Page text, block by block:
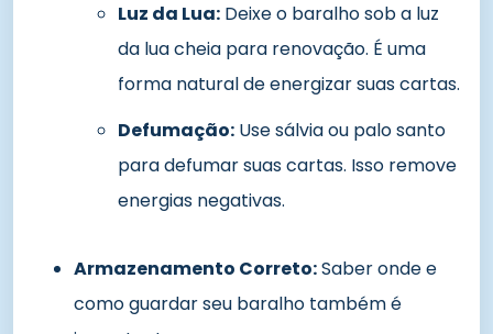
Luz da Lua: Deixe o baralho sob a luz
da lua cheia para renovação. É uma
forma natural de energizar suas cartas.
Defumação: Use sálvia ou palo santo
para defumar suas cartas. Isso remove
energias negativas.
Armazenamento Correto:Saber onde e
como guardar seu baralho também é